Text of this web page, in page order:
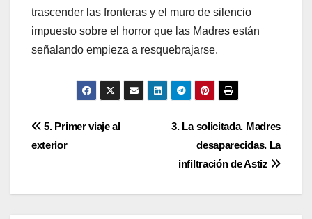
trascender las fronteras y el muro de silencio
impuesto sobre el horror que las Madres están
señalando empieza a resquebrajarse.
Navegación
entradas
3. La solicitada. Madres
desaparecidas. La
infiltración de Astiz
5. Primer viaje al
exterior